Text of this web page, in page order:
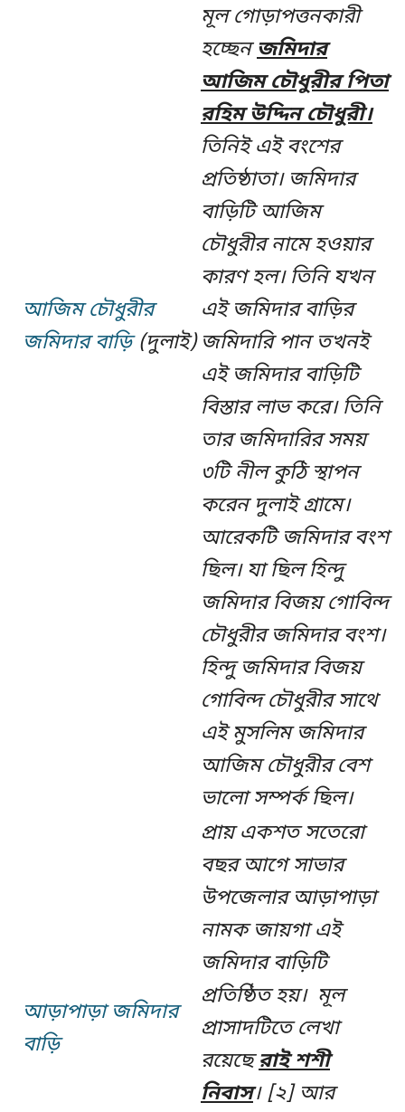
আজিম চৌধুরীর
জমিদার বাড়ি(দুলাই)
মূল গোড়াপত্তনকারী
হচ্ছেনজমিদার
আজিম চৌধুরীর পিতা
রহিম উদ্দিন চৌধুরী।
তিনিই এই বংশের
প্রতিষ্ঠাতা। জমিদার
বাড়িটি আজিম
চৌধুরীর নামে হওয়ার
কারণ হল। তিনি যখন
এই জমিদার বাড়ির
জমিদারি পান তখনই
এই জমিদার বাড়িটি
বিস্তার লাভ করে। তিনি
তার জমিদারির সময়
৩টি নীল কুঠি স্থাপন
করেন দুলাই গ্রামে।
আরেকটি জমিদার বংশ
ছিল। যা ছিল হিন্দু
জমিদার বিজয় গোবিন্দ
চৌধুরীর জমিদার বংশ।
হিন্দু জমিদার বিজয়
গোবিন্দ চৌধুরীর সাথে
এই মুসলিম জমিদার
আজিম চৌধুরীর বেশ
ভালো সম্পর্ক ছিল।
আড়াপাড়া জমিদার
বাড়ি
প্রায় একশত সতেরো
বছর আগে সাভার
উপজেলার আড়াপাড়া
নামক জায়গা এই
জমিদার বাড়িটি
প্রতিষ্ঠিত হয়। মূল
প্রাসাদটিতে লেখা
রয়েছেরাই শশী
নিবাস। [২] আর